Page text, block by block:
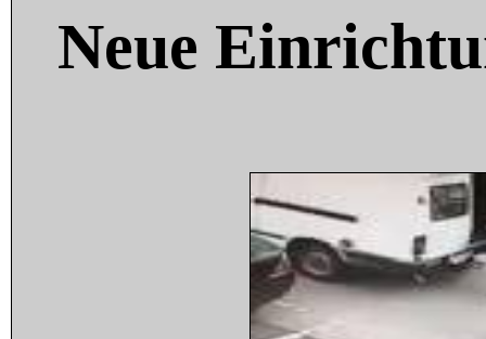
Neue